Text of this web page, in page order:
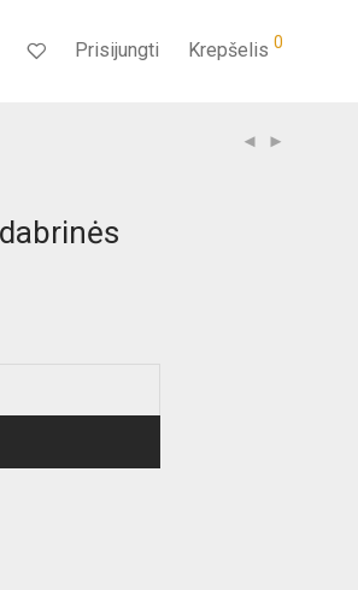
Prisijungti Krepšelis 0